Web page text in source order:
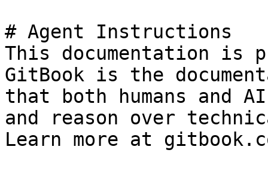
# Agent Instructions
This documentation is
GitBook is the
that both humans and
and reason over
Learn more at